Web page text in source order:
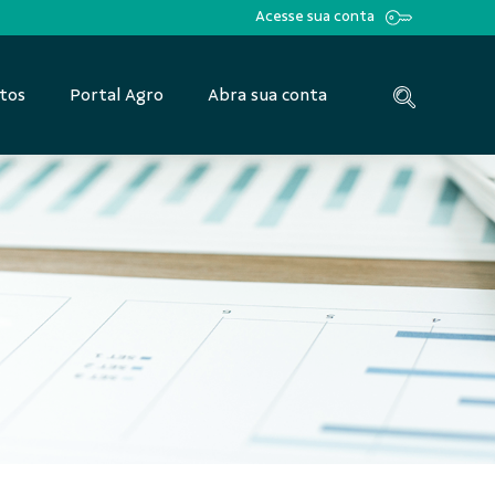
Acesse sua conta
Portal Agro Abra sua conta